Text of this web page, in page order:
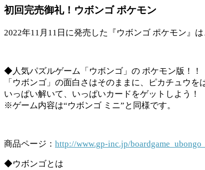
初回完売御礼！ウボンゴ ポケモン
2022年11月11日に発売した『ウボンゴ ポケモン』
◆人気パズルゲーム「ウボンゴ」の ポケモン版！！
「ウボンゴ」の面白さはそのままに、ピカチュウ
いっぱい解いて、いっぱいカードをゲットしよう！
※ゲーム内容は“ウボンゴ ミニ”と同様です。
商品ページ： http://www.gp-inc.jp/
◆ウボンゴとは